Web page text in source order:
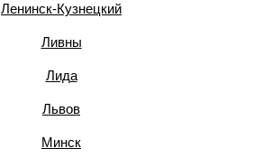
Ленинск-Кузнецкий
Ливны
Лида
Львов
Минск